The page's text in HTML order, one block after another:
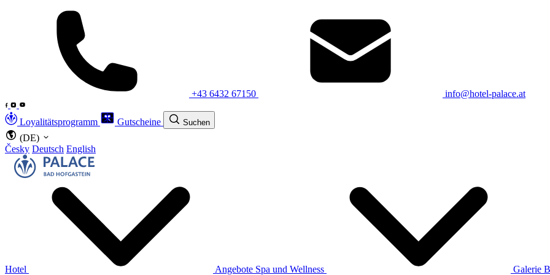
+43 6432 67150 info@hotel-palace.at
Loyalitätsprogramm Gutscheine Suchen
(DE)
Česky Deutsch English
Hotel Angebote Spa und Wellness Galerie